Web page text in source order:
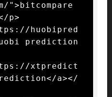
">bitcompare
p>
huobipred
prediction
xtpredict
a></